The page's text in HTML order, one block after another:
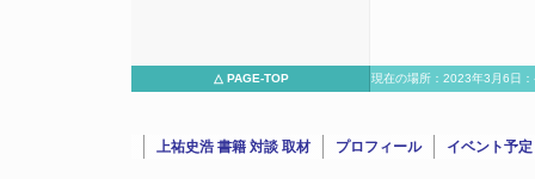
△ PAGE-TOP
現在の場所：2023年3月6日
上祐史浩 書籍 対談 取材 プロフィール イベント予定